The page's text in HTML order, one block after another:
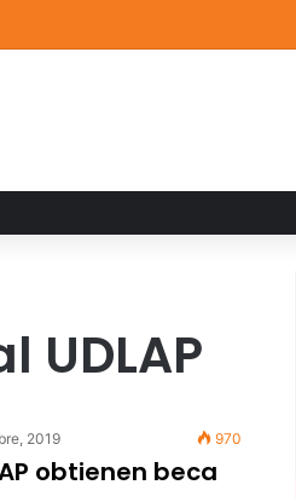
2026
UDLAP
2019 970
obtienen beca